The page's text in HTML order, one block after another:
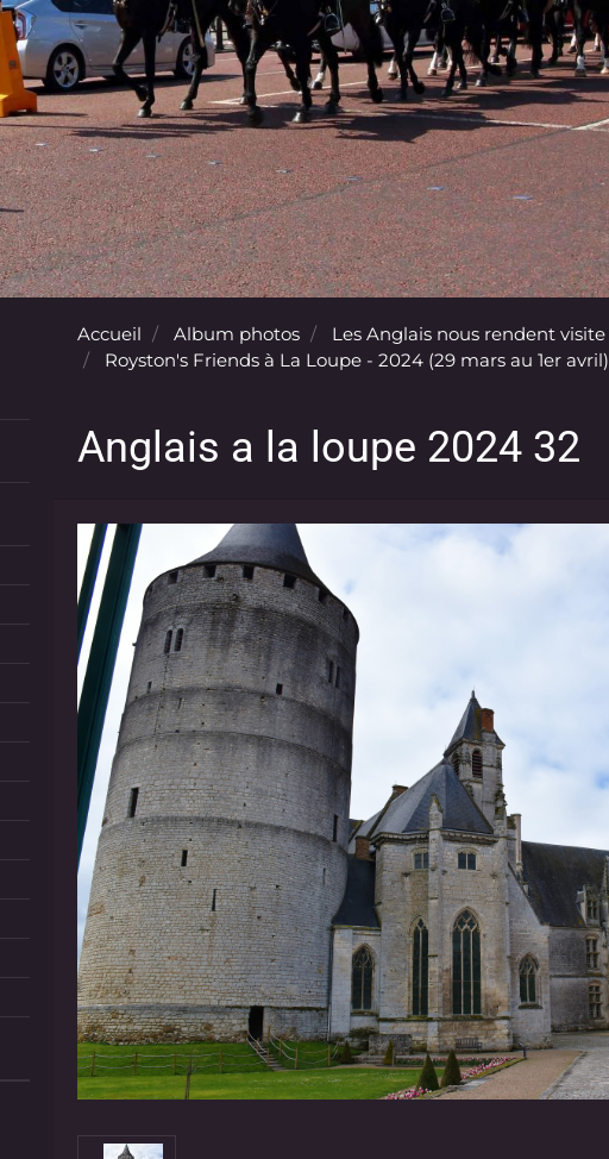
Accueil Album photos
Les Anglais nous rendent visite
Royston's Friends à La Loupe - 2024 (29 mars au 1er avril)
Anglais a la loupe 2024 32